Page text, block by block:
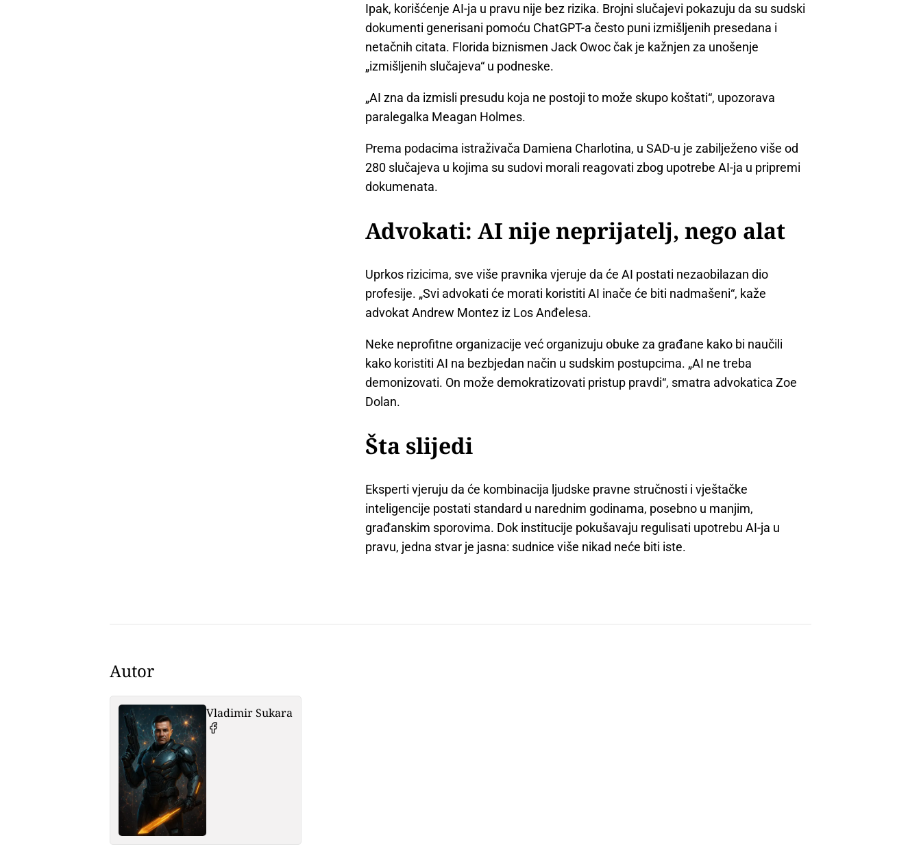
Ipak, korišćenje AI-ja u pravu nije bez rizika. Brojni slučajevi pokazuju da su sudski
dokumenti generisani pomoću ChatGPT-a često puni izmišljenih presedana i
netačnih citata. Florida biznismen Jack Owoc čak je kažnjen za unošenje
„izmišljenih slučajeva“ u podneske.
„AI zna da izmisli presudu koja ne postoji to može skupo koštati“, upozorava
paralegalka Meagan Holmes.
Prema podacima istraživača Damiena Charlotina, u SAD-u je zabilježeno više od
280 slučajeva u kojima su sudovi morali reagovati zbog upotrebe AI-ja u pripremi
dokumenata.
Advokati: AI nije neprijatelj, nego alat
Uprkos rizicima, sve više pravnika vjeruje da će AI postati nezaobilazan dio
profesije. „Svi advokati će morati koristiti AI inače će biti nadmašeni“, kaže
advokat Andrew Montez iz Los Anđelesa.
Neke neprofitne organizacije već organizuju obuke za građane kako bi naučili
kako koristiti AI na bezbjedan način u sudskim postupcima. „AI ne treba
demonizovati. On može demokratizovati pristup pravdi“, smatra advokatica Zoe
Dolan.
Šta slijedi
Eksperti vjeruju da će kombinacija ljudske pravne stručnosti i vještačke
inteligencije postati standard u narednim godinama, posebno u manjim,
građanskim sporovima. Dok institucije pokušavaju regulisati upotrebu AI-ja u
pravu, jedna stvar je jasna: sudnice više nikad neće biti iste.
Autor
Vladimir Sukara